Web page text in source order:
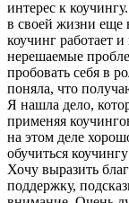
интерес к
в своей жизни еще
коучинг работает
нерешаемые
пробовать себя в
поняла, что
Я нашла дело,
применяя
на этом деле
обучиться
Хочу выразить
поддержку,